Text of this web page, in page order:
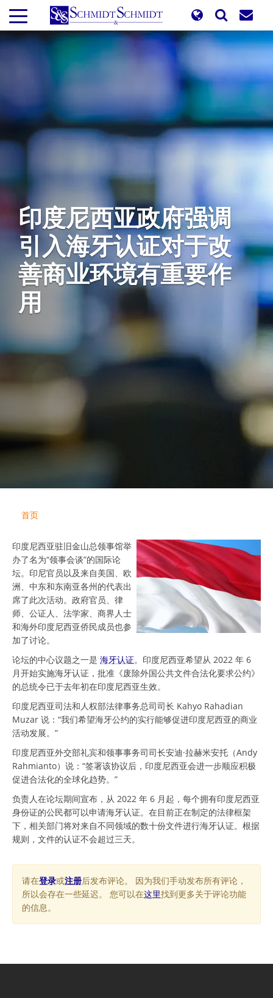
到
主
印度尼西亚政府强调
引入海牙认证对于改
善商业环境有重要作
用
首页
印度尼西亚驻旧金山总领事馆举
办了名为“领事会谈”的国际论
坛。印尼官员以及来自美国、欧
洲、中东和东南亚各州的代表出
席了此次活动。政府官员、律
师、公证人、法学家、商界人士
和海外印度尼西亚侨民成员也参
加了讨论。
论坛的中心议题之一是 海牙认证。印度尼西亚希望从 2022 年 6
月开始实施海牙认证，批准《废除外国公共文件合法化要求公约》
的总统令已于去年初在印度尼西亚生效。
印度尼西亚司法和人权部法律事务总司司长 Kahyo Rahadian
Muzar 说：“我们希望海牙公约的实行能够促进印度尼西亚的商业
活动发展。”
印度尼西亚外交部礼宾和领事事务司司长安迪·拉赫米安托（Andy
Rahmianto）说：“签署该协议后，印度尼西亚会进一步顺应积极
促进合法化的全球化趋势。”
负责人在论坛期间宣布，从 2022 年 6 月起，每个拥有印度尼西亚
身份证的公民都可以申请海牙认证。在目前正在制定的法律框架
下，相关部门将对来自不同领域的数十份文件进行海牙认证。根据
规则，文件的认证不会超过三天。
请在登录或注册后发布评论。 因为我们手动发布所有评论，
所以会存在一些延迟。 您可以在这里找到更多关于评论功能
的信息。